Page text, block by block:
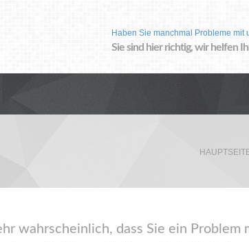
Haben Sie manchmal Probleme mit
Sie sind hier richtig, wir helfen
wahrscheinlich, dass Sie ein Problem